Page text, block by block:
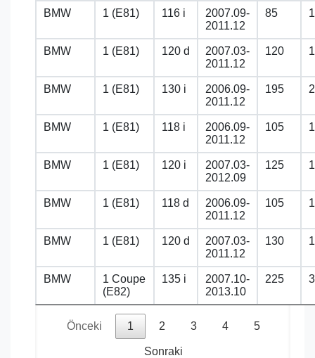
BMW 1 (E81) 116 i
2007.09-
2011.12
85
BMW 1 (E81) 120 d
2007.03-
2011.12
120
BMW 1 (E81) 130 i
2006.09-
2011.12
195
BMW 1 (E81) 118 i
2006.09-
2011.12
105
BMW 1 (E81) 120 i
2007.03-
2012.09
125
BMW 1 (E81) 118 d
2006.09-
2011.12
105
BMW 1 (E81) 120 d
2007.03-
2011.12
130
BMW
1 Coupe
(E82)
135 i
2007.10-
2013.10
225
Önceki 1 2 3 4 5
Sonraki